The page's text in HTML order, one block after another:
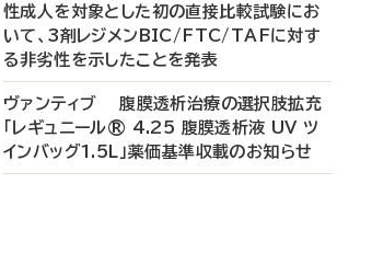
性成人を対象とした初の直接比較試験にお
いて、3剤レジメンBIC/FTC/TAFに対す
る非劣性を示したことを発表
ヴァンティブ 腹膜透析治療の選択肢拡充
「レギュニール® 4.25 腹膜透析液 UV ツ
インバッグ1.5L」薬価基準収載のお知らせ